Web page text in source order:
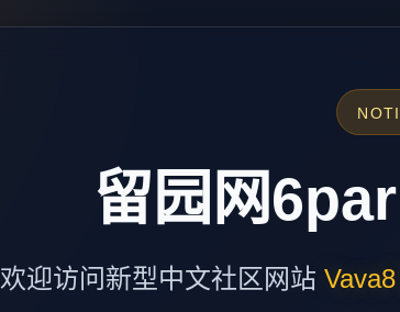
留园网
欢迎访问新型中文社区网站